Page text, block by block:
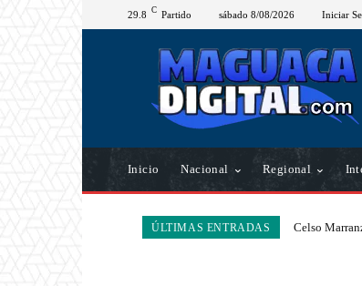
29.8 C Partido sábado 8/08/2026 Iniciar
Inicio Nacional Regional
ÚLTIMAS ENTRADAS Celso